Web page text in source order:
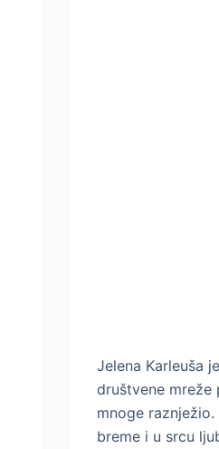
Jelena Karleuša
društvene mreže
mnoge
breme i u srcu